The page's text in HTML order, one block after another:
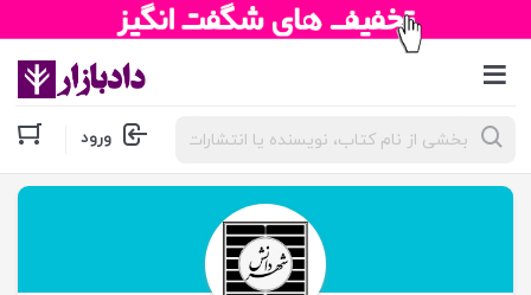
جستجوی
محصولات ورود